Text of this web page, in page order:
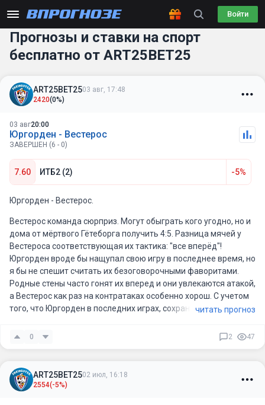
Войти
Прогнозы и ставки на спорт
бесплатно от ART25BET25
ART25BET2503 авг, 17:48
2420(0%)
03 авг20:00
Юргорден - Вестерос
ЗАВЕРШЕН (6 - 0)
7.60 ИТБ2 (2) -5%
Юргорден - Вестерос.
Вестерос команда сюрприз. Могут обыграть кого угодно, но и
дома от мёртвого Гётеборга получить 4:5. Разница мячей у
Вестероса соответствующая их тактика: "все вперёд"!
Юргорден вроде бы нащупал свою игру в последнее время, но
я бы не спешит считать их безоговорочными фаворитами.
Родные стены часто гонят их вперед и они увлекаются атакой,
а Вестерос как раз на контратаках особенно хорош. С учетом
того, что Юргорден в последних играх, сохранял ворота в
Юргорден не сказать чтоб непроходимая. В реале возьму
читать прогноз
0 2 47
ART25BET2502 июл, 16:18
2554(-5%)